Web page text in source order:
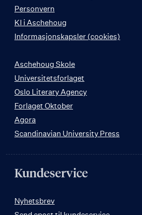
Personvern
KI i Aschehoug
Informasjonskapsler (cookies)
Aschehoug Skole
Universitetsforlaget
Oslo Literary Agency
Forlaget Oktober
Agora
Scandinavian University Press
Kundeservice
Nyhetsbrev